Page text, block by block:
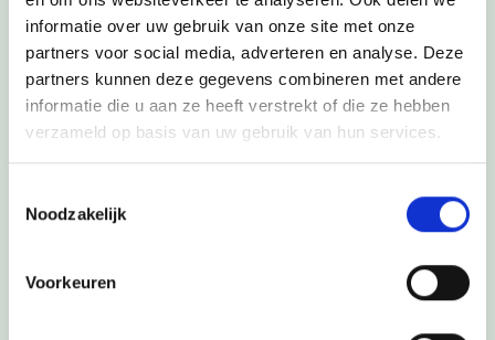
informatie over uw gebruik van onze site met onze
partners voor social media, adverteren en analyse. Deze
partners kunnen deze gegevens combineren met andere
informatie die u aan ze heeft verstrekt of die ze hebben
verzameld op basis van uw gebruik van hun services.
Noodzakelijk
Voorkeuren
Mijn vraag:*